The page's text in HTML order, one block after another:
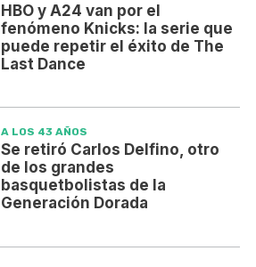
HBO y A24 van por el
fenómeno Knicks: la serie que
puede repetir el éxito de The
Last Dance
A LOS 43 AÑOS
Se retiró Carlos Delfino, otro
de los grandes
basquetbolistas de la
Generación Dorada